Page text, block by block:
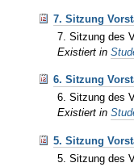
7. Sitzung
7. Sitzung des
Existiert in
6. Sitzung
6. Sitzung des
Existiert in
5. Sitzung
5. Sitzung des